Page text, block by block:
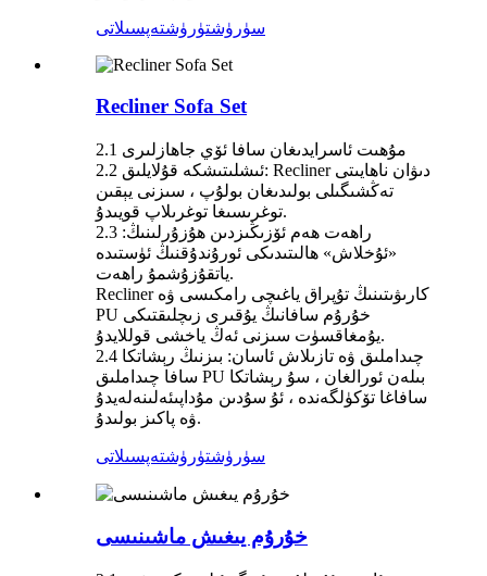
سۈرۈشتۈرۈشتەپسىلاتى
Recliner Sofa Set
2.1 مۇھىت ئاسرايدىغان سافا ئۆي جاھازلىرى
2.2 ئىشلىتىشكە قۇلايلىق: Recliner دىۋان ناھايىتى
تەڭشىگىلى بولىدىغان بولۇپ ، سىزنى يېقىن
توغرىسىغا توغرىلاپ قويىدۇ.
2.3 راھەت ھەم ئۆزىڭىزدىن ھۇزۇرلىنىڭ:
«ئۇخلاش» ھالىتىدىكى ئورۇندۇقنىڭ ئۈستىدە
ياتقۇزۇشمۇ راھەت.
Recliner كارىۋىتىنىڭ تۇپراق ياغىچى رامكىسى ۋە
PU خۇرۇم سافانىڭ يۇقىرى زىچلىقتىكى
يۇمغاقسۈت سىزنى ئەڭ ياخشى قوللايدۇ.
2.4 چىداملىق ۋە تازىلاش ئاسان: بىزنىڭ رېشاتكا
سافا چىداملىق PU بىلەن ئورالغان ، سۇ رېشاتكا
سافاغا تۆكۈلگەندە ، ئۇ سۇدىن مۇداپىئەلىنەلەيدۇ
ۋە پاكىز بولىدۇ.
سۈرۈشتۈرۈشتەپسىلاتى
خۇرۇم يىغىش ماشىنىسى